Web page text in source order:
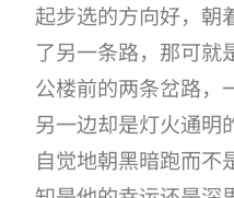
起步选的方向好，朝
了另一条路，那可就
公楼前的两条岔路，
另一边却是灯火通明
自觉地朝黑暗跑而不